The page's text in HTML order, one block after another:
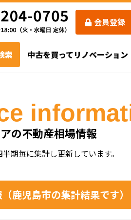
会員登録
索 中古を買ってリノベーション
の不動産相場情報
期毎に集計し更新しています。
鹿児島市の集計結果です）